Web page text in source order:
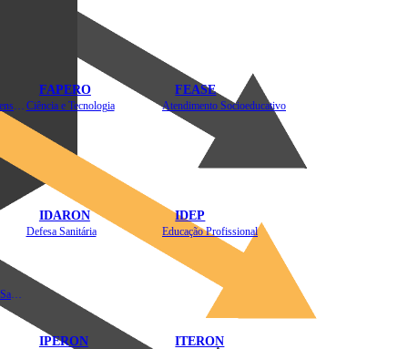
FAPERO
Ciência e Tecnologia
FEASE
Atendimento Socioeducativo
IDARON
Defesa Sanitária
IDEP
Educação Profissional
IPERON ITERON